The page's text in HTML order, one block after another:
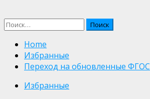
Найти:
Home
Избранные
Переход на обновленные ФГОС
Избранные